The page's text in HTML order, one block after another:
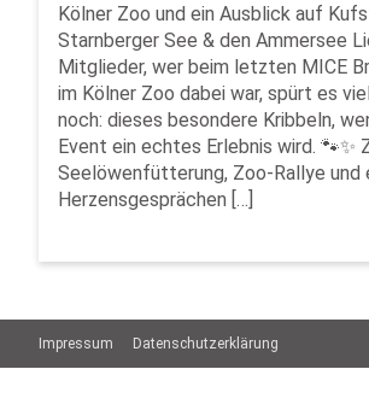
Kölner Zoo und ein Ausblick auf
Starnberger See & den Ammersee
Mitglieder, wer beim letzten MICE
im Kölner Zoo dabei war, spürt es
noch: dieses besondere Kribbeln,
Event ein echtes Erlebnis wird. 🐾✨
Seelöwenfütterung, Zoo-Rallye und
Herzensgesprächen […]
Impressum Datenschutzerklärung